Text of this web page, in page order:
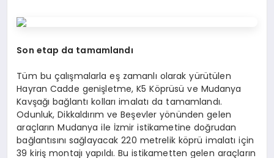
Son etap da tamamlandı
Tüm bu çalışmalarla eş zamanlı olarak yürütülen
Hayran Cadde genişletme, K5 Köprüsü ve Mudanya
Kavşağı bağlantı kolları imalatı da tamamlandı.
Odunluk, Dikkaldırım ve Beşevler yönünden gelen
araçların Mudanya ile İzmir istikametine doğrudan
bağlantısını sağlayacak 220 metrelik köprü imalatı için
39 kiriş montajı yapıldı. Bu istikametten gelen araçların